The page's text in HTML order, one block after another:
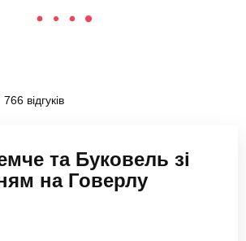
766 відгуків
та Буковель зі
на Говерлу